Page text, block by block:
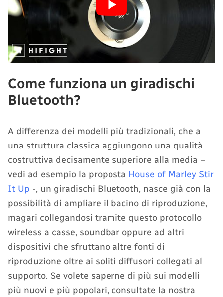
Come funziona un giradischi
Bluetooth?
A differenza dei modelli più tradizionali, che a
una struttura classica aggiungono una qualità
costruttiva decisamente superiore alla media –
vedi ad esempio la proposta House of Marley Stir
It Up -, un giradischi Bluetooth, nasce già con la
possibilità di ampliare il bacino di riproduzione,
magari collegandosi tramite questo protocollo
wireless a casse, soundbar oppure ad altri
dispositivi che sfruttano altre fonti di
riproduzione oltre ai soliti diffusori collegati al
supporto. Se volete saperne di più sui modelli
più nuovi e più popolari, consultate la nostra